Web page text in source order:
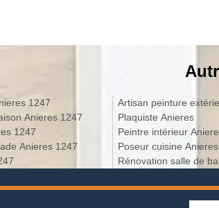
1247
Anieres 1247
1247
Anieres 1247
Artisan peinture
Plaquiste Anieres
Peintre intérieur
Poseur cuisine Anieres
Rénovation salle de